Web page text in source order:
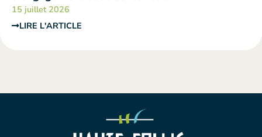
15 juillet 2026
LIRE L'ARTICLE